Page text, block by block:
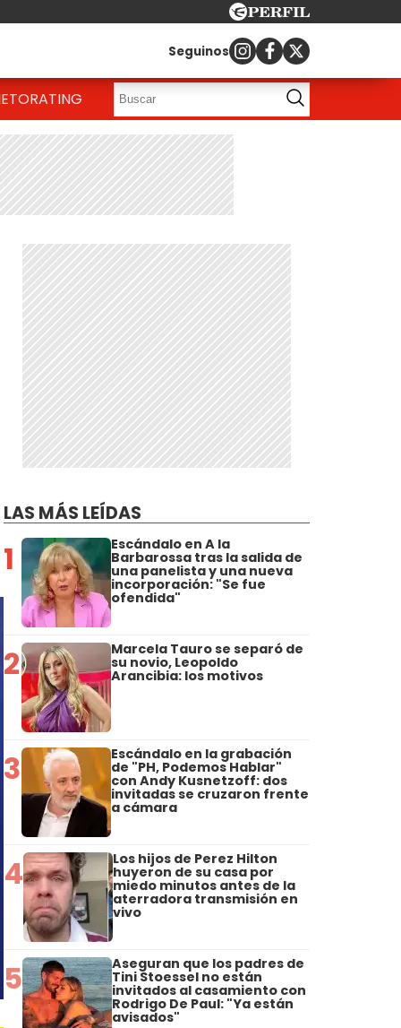
Seguinos
RATING
LAS MÁS LEÍDAS
1 Escándalo en A la
Barbarossa tras la salida de
una panelista y una nueva
incorporación: "Se fue
ofendida"
2 Marcela Tauro se separó de
su novio, Leopoldo
Arancibia: los motivos
3 Escándalo en la grabación
de "PH, Podemos Hablar"
con Andy Kusnetzoff: dos
invitadas se cruzaron frente
a cámara
4 Los hijos de Perez Hilton
huyeron de su casa por
miedo minutos antes de la
aterradora transmisión en
vivo
5 Aseguran que los padres de
Tini Stoessel no están
invitados al casamiento con
Rodrigo De Paul: "Ya están
avisados"